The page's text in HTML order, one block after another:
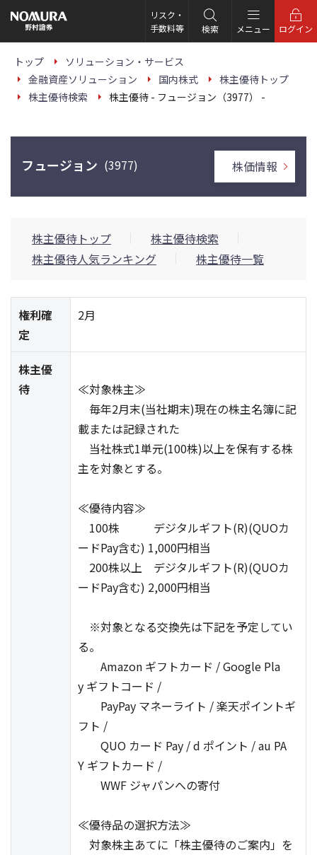
の
ー
リスク・
手数料等
検索 メニュー ログイン
トップ
ソリューション・サービス
金融資産ソリューション
国内株式
株主優待トップ
株主優待検索
株主優待 - フュージョン（3977） -
フュージョン (3977) 株価情報
株主優待トップ
株主優待検索
株主優待人気ランキング
株主優待一覧
権利確
定
2月
株主優
待
≪対象株主≫
毎年2月末(当社期末)現在の株主名簿に記
載または記録された
当社株式1単元(100株)以上を保有する株
主を対象とする。
≪優待内容≫
100株 デジタルギフト(R)(QUOカ
ードPay含む) 1,000円相当
200株以上 デジタルギフト(R)(QUOカ
ードPay含む) 2,000円相当
※対象となる交換先は下記を予定してい
る。
Amazon ギフトカード / Google Pla
y ギフトコード /
PayPay マネーライト / 楽天ポイントギ
フト /
QUO カード Pay / d ポイント / au PA
Y ギフトカード /
WWF ジャパンへの寄付
≪優待品の選択方法≫
対象株主あてに「株主優待のご案内」を